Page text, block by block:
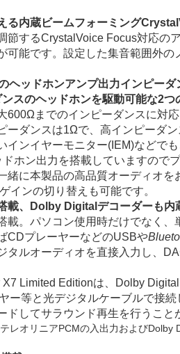
る内蔵ビームフォーミング
節するCrystalVoice Focus対応の
可能です。設定した集音範囲外
ヘッドホンアンプ出力インピー
スのヘッドホンを駆動可能な2つ
600Ωまでのインピーダンスに対
ーダンスは1Ωで、高インピーダ
インイヤーモニター(IEM)などで
ホン出力を搭載していますので
緒に本製品の高品質オーディオを
インの切り替えも可能です。
載、Dolby Digitalデコーダーも内
載。パソコン使用時だけでなく
CDプレーヤーなどのUSBや
タルオーディオを直接入力し、
X7 Limited Editionは、Dolby
ー等と光デジタルケーブルで接
ドしてサラウンド再生を行うこと
レオリニアPCMの入出力およびDolby